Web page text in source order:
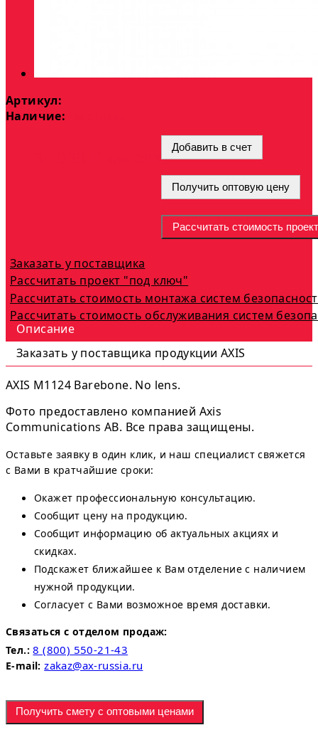
Артикул:
Наличие:
опт Добавить в счет
Получить оптовую цену
Рассчитать стоимость
Заказать у поставщика
Рассчитать проект "под ключ"
Рассчитать стоимость монтажа систем
Рассчитать стоимость обслуживания систем
Описание
Заказать у поставщика продукции AXIS
AXIS M1124 Barebone. No lens.
Фото предоставлено компанией Axis
Communications AB. Все права защищены.
Оставьте заявку в один клик, и наш специалист свяжется
с Вами в кратчайшие сроки:
Окажет профессиональную консультацию.
Сообщит цену на продукцию.
Сообщит информацию об актуальных акциях и
скидках.
Подскажет ближайшее к Вам отделение с наличием
нужной продукции.
Согласует с Вами возможное время доставки.
Связаться с отделом продаж:
Тел.: 8 (800) 550-21-43
E-mail: zakaz@ax-russia.ru
Получить смету с оптовыми ценами